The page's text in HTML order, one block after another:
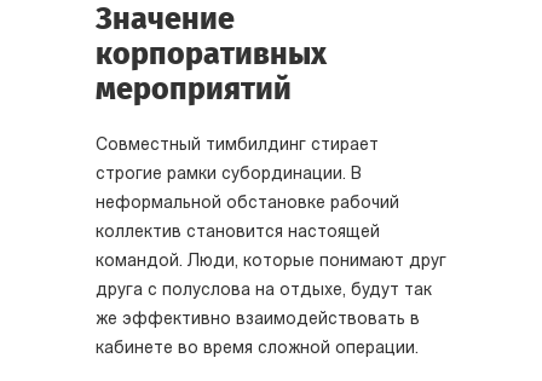
Значение
корпоративных
мероприятий
Совместный тимбилдинг стирает
строгие рамки субординации. В
неформальной обстановке рабочий
коллектив становится настоящей
командой. Люди, которые понимают друг
друга с полуслова на отдыхе, будут так
же эффективно взаимодействовать в
кабинете во время сложной операции.